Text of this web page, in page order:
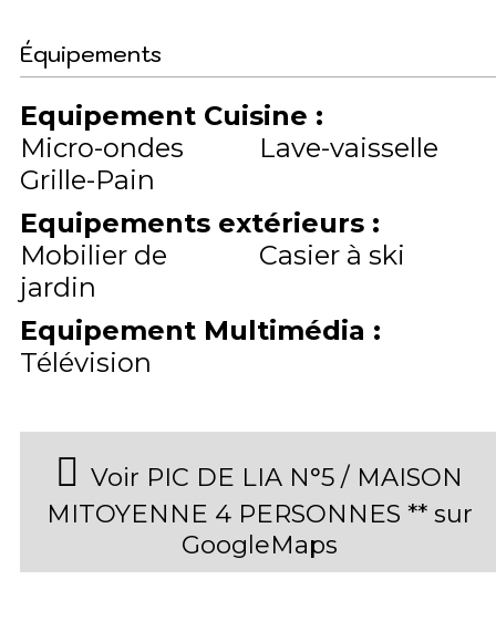
Équipements
Equipement Cuisine :
Micro-ondes
Lave-vaisselle
Grille-Pain
Equipements extérieurs :
Mobilier de
jardin
Casier à ski
Equipement Multimédia :
Télévision
Voir PIC DE LIA N°5 / MAISON
MITOYENNE 4 PERSONNES ** sur
GoogleMaps